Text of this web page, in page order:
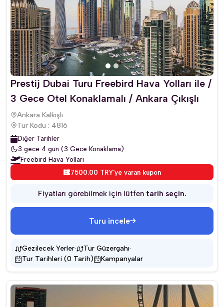
Prestij Dubai Turu Freebird Hava Yolları ile /
3 Gece Otel Konaklamalı / Ankara Çıkışlı
Ankara Kalkışlı
Tur Kodu : 4816
Diğer Tarihler
3 gece 4 gün (3 Gece Konaklama)
Freebird Hava Yolları
7500.00 TRY'ye varan kupon
Fiyatları görebilmek için lütfen tarih seçin.
Turu incele
Gezilecek Yerler· Tur Güzergahı·
Tur Tarihleri (0 Tarih) Kampanyalar